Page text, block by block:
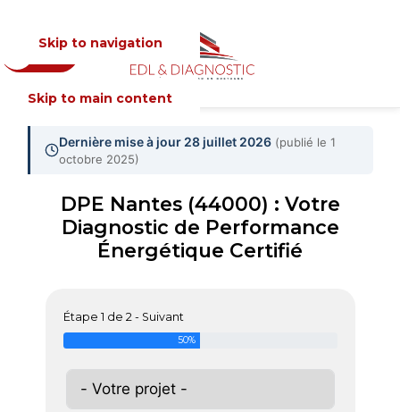
Skip to navigation
Skip to main content
MENU
Dernière mise à jour 28 juillet 2026 (publié le 1
octobre 2025)
DPE Nantes (44000) : Votre
Diagnostic de Performance
Énergétique Certifié
Étape 1 de 2 - Suivant
50%